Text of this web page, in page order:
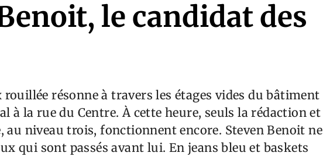
le candidat des
rouillée résonne à travers les étages vides du bâtiment
à la rue du Centre. À cette heure, seuls la rédaction et
au niveau trois, fonctionnent encore. Steven Benoit ne
qui sont passés avant lui. En jeans bleu et baskets